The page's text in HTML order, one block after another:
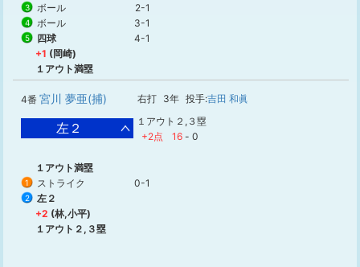
3 ボール 2-1
4 ボール 3-1
5 四球
4-1
+1 (岡崎)
１アウト満塁
4番 宮川 夢亜(捕) 右打 3年 投手:吉田 和眞
左２
１アウト２,３塁
+2点
16 - 0
１アウト満塁
1 ストライク 0-1
2
左２
+2 (林,小平)
１アウト２,３塁